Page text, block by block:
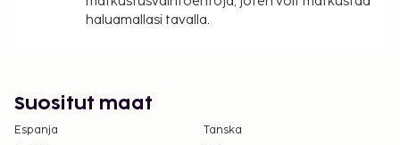
Lemmikkejä saa tuoda vain tiettyihin huoneisiin
(saat lisätietoja näistä maksuista lisämaksuja
varausvahvistuksessa olevia yhteystietoja.
Pysäköintialueella on korkeusrajoituksia.
haluamallasi tavalla.
Suositut maat
Espanja
Tanska